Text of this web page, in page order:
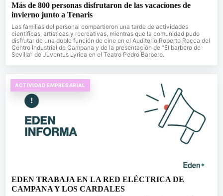
Más de 800 personas disfrutaron de las vacaciones de
invierno junto a Tenaris
Las familias del personal compartieron una tarde de actividades
científicas, artísticas y recreativas, mientras que la comunidad pudo
disfrutar de una doble función de cine en el Auditorio Roberto Rocca del
Centro Industrial de Campana y de la presentación de “El barbero de
Sevilla” de Juventus Lyrica en el Teatro Pedro Barbero.
ACTIVIDAD EMPRESARIAL
EDEN TRABAJA EN LA RED ELÉCTRICA DE
CAMPANA Y LOS CARDALES